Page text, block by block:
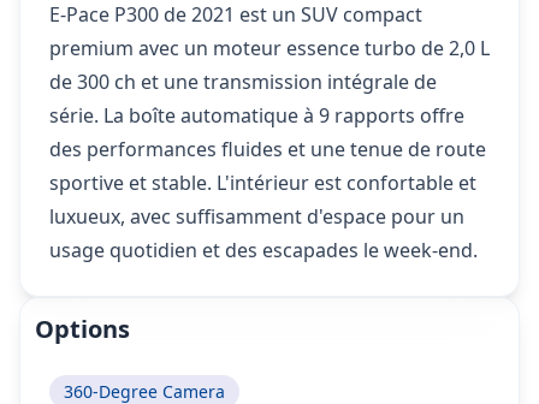
E-Pace P300 de 2021 est un SUV compact
premium avec un moteur essence turbo de 2,0 L
de 300 ch et une transmission intégrale de
série. La boîte automatique à 9 rapports offre
des performances fluides et une tenue de route
sportive et stable. L'intérieur est confortable et
luxueux, avec suffisamment d'espace pour un
usage quotidien et des escapades le week-end.
Options
360-Degree Camera